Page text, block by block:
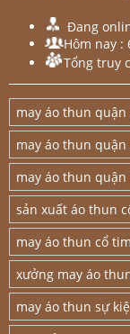
Đang
Hôm nay :
Tổng truy
may áo thun quận
may áo thun
may áo thun
sản xuất áo thun
may áo thun cổ
xưởng may áo
may áo thun sự